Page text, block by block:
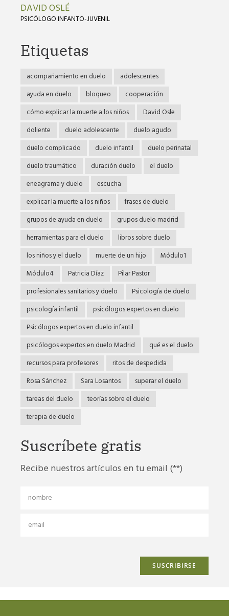
DAVID OSLÉ
PSICÓLOGO INFANTO-JUVENIL
Etiquetas
acompañamiento en duelo
adolescentes
ayuda en duelo
bloqueo
cooperación
cómo explicar la muerte a los niños
David Osle
doliente
duelo adolescente
duelo agudo
duelo complicado
duelo infantil
duelo perinatal
duelo traumático
duración duelo
el duelo
eneagrama y duelo
escucha
explicar la muerte a los niños
frases de duelo
grupos de ayuda en duelo
grupos duelo madrid
herramientas para el duelo
libros sobre duelo
los niños y el duelo
muerte de un hijo
Módulo1
Módulo4
Patricia Díaz
Pilar Pastor
profesionales sanitarios y duelo
Psicología de duelo
psicología infantil
psicólogos expertos en duelo
Psicólogos expertos en duelo infantil
psicólogos expertos en duelo Madrid
qué es el duelo
recursos para profesores
ritos de despedida
Rosa Sánchez
Sara Losantos
superar el duelo
tareas del duelo
teorías sobre el duelo
terapia de duelo
Suscríbete gratis
Recibe nuestros artículos en tu email (**)